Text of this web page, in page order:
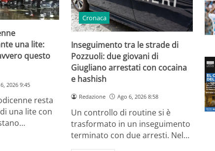
una lite:
questo
2026 9:45
resta
una lite con
Cronaca
Inseguimento tra le strade di
Pozzuoli: due giovani di
Giugliano arrestati con cocaina
e hashish
Redazione Ago 6, 2026 8:58
Un controllo di routine si è
trasformato in un inseguimento
terminato con due arresti. Nel…